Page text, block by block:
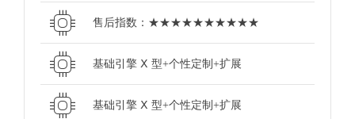
售后指数：★★★★★★★★★★
基础引擎 Ⅹ 型+个性定制+扩展
基础引擎 Ⅹ 型+个性定制+扩展